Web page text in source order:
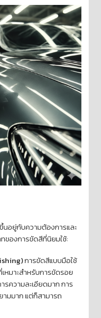
นอยู่กับความต้องการและ
ของการขัดสีที่นิยมใช้:
การขัดสีแบบมือใช้
หมาะสำหรับการขัดรอย
รความละเอียดมาก การ
ามมาก แต่ก็สามารถ